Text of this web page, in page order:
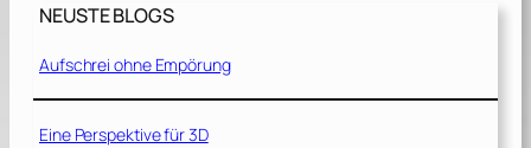
NEUSTE BLOGS
Aufschrei ohne Empörung
Eine Perspektive für 3D